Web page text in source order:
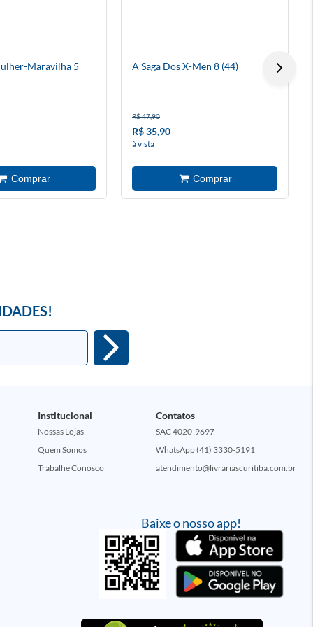
Maravilha 5 A Saga Dos X-Men 8 (44)
R$ 47,90
R$ 35,90
à vista
Baixe o nosso app!
Institucional
Nossas Lojas
Quem Somos
Trabalhe Conosco
Contatos
SAC 4020-9697
WhatsApp (41) 3330-5191
atendimento@livrariascuritiba.com.br